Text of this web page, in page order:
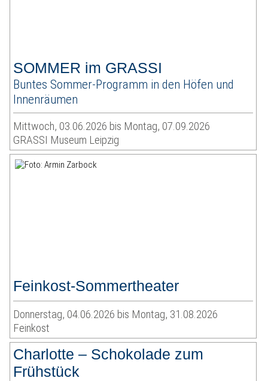
SOMMER im GRASSI
Buntes Sommer-Programm in den Höfen und
Innenräumen
Mittwoch, 03.06.2026 bis Montag, 07.09.2026
GRASSI Museum Leipzig
Feinkost-Sommertheater
Donnerstag, 04.06.2026 bis Montag, 31.08.2026
Feinkost
Charlotte – Schokolade zum
Frühstück